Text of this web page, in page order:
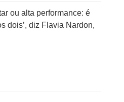
ou alta performance: é
dois’, diz Flavia Nardon,